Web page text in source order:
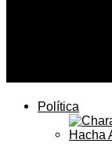
Política